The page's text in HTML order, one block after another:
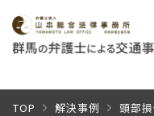
TOP 解決事例 頭部